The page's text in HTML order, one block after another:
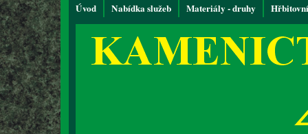
Úvod Nabídka služeb Materiály - druhy